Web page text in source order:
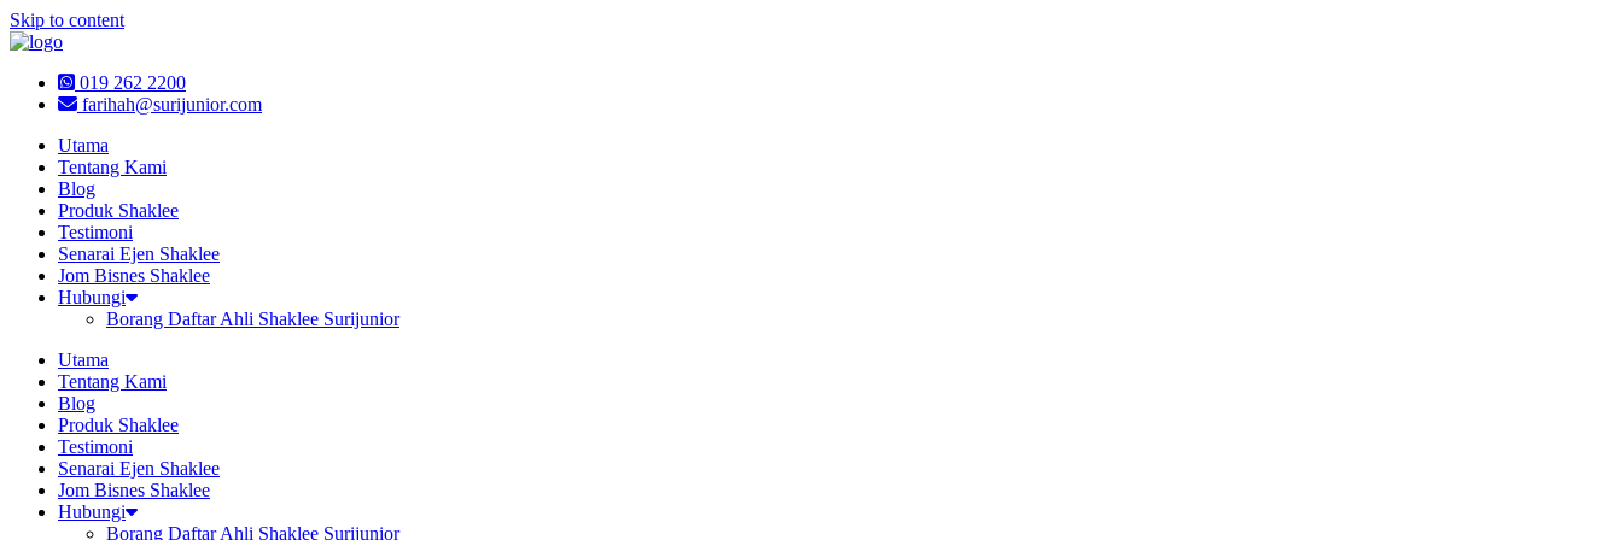
Skip to content
019 262 2200
farihah@surijunior.com
Utama
Tentang Kami
Blog
Produk Shaklee
Testimoni
Senarai Ejen Shaklee
Jom Bisnes Shaklee
Hubungi
Borang Daftar Ahli Shaklee Surijunior
Utama
Tentang Kami
Blog
Produk Shaklee
Testimoni
Senarai Ejen Shaklee
Jom Bisnes Shaklee
Hubungi
Borang Daftar Ahli Shaklee Surijunior